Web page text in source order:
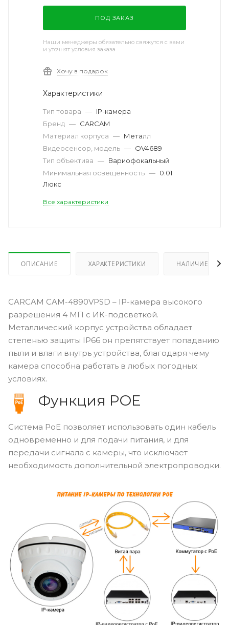
ПОД ЗАКАЗ
Наши менеджеры обязательно свяжутся с вами
и уточнят условия заказа
Хочу в подарок
Характеристики
Тип товара — IP-камера
Бренд — CARCAM
Материал корпуса — Металл
Видеосенсор, модель — OV4689
Тип объектива — Вариофокальный
Минимальная освещенность — 0.01
Люкс
Все характеристики
ОПИСАНИЕ ХАРАКТЕРИСТИКИ НАЛИЧИЕ
CARCAM CAM-4890VPSD – IP-камера высокого
разрешения 4 МП с ИК-подсветкой.
Металлический корпус устройства обладает
степенью защиты IP66 он препятствует попаданию
пыли и влаги внутрь устройства, благодаря чему
камера способна работать в любых погодных
условиях.
Функция POE
Система PoE позволяет использовать один кабель
одновременно и для подачи питания, и для
передачи сигнала с камеры, что исключает
необходимость дополнительной электропроводки.